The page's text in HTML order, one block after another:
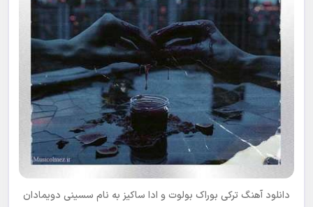
دانلود آهنگ ترکی بوراک بولوت و ادا ساکیز به نام سسینی دویمادان